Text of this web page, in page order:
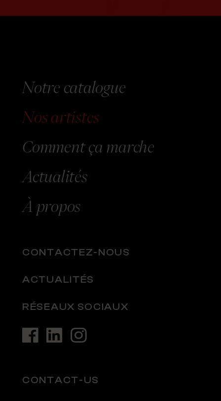
Notre catalogue
Nosartistes
Commentça marche
Actualités
À propos
CONTACTEZ-NOUS
ACTUALITÉS
RÉSEAUX SOCIAUX
CONTACT-US